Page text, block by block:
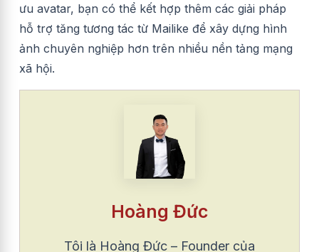
ưu avatar, bạn có thể kết hợp thêm các giải pháp
hỗ trợ tăng tương tác từ Mailike để xây dựng hình
ảnh chuyên nghiệp hơn trên nhiều nền tảng mạng
xã hội.
Hoàng Đức
Tôi là Hoàng Đức – Founder của